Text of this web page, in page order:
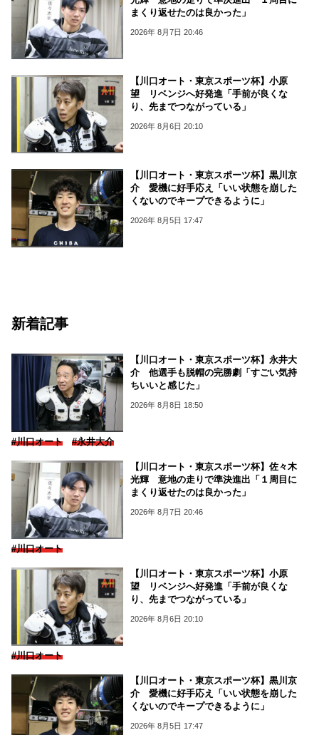
まくり返せたのは良かった」
2026年 8月7日 20:46
【川口オート・東京スポーツ杯】小原
望 リベンジへ好発進「手前が良くな
り、先までつながっている」
2026年 8月6日 20:10
【川口オート・東京スポーツ杯】黒川京
介 愛機に好手応え「いい状態を崩した
くないのでキープできるように」
2026年 8月5日 17:47
新着記事
【川口オート・東京スポーツ杯】永井大
介 他選手も脱帽の完勝劇「すごい気持
ちいいと感じた」
2026年 8月8日 18:50
#川口オート #永井大介
【川口オート・東京スポーツ杯】佐々木
光輝 意地の走りで準決進出「１周目に
まくり返せたのは良かった」
2026年 8月7日 20:46
#川口オート
【川口オート・東京スポーツ杯】小原
望 リベンジへ好発進「手前が良くな
り、先までつながっている」
2026年 8月6日 20:10
#川口オート
【川口オート・東京スポーツ杯】黒川京
介 愛機に好手応え「いい状態を崩した
くないのでキープできるように」
2026年 8月5日 17:47